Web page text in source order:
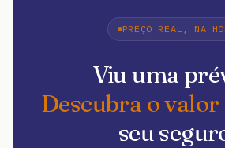
PREÇO REAL, NA
Viu uma
Descubra o valor
seu